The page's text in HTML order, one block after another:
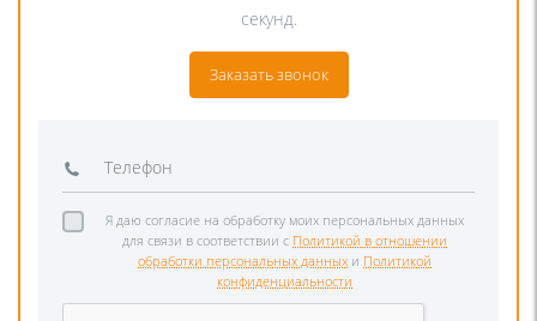
секунд.
Заказать звонок
Я даю согласие на обработку моих персональных данных
для связи в соответствии с Политикой в отношении
обработки персональных данных и Политикой
конфиденциальности